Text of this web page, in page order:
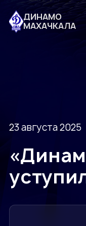
ДИНАМО
МАХАЧКАЛА
23 августа 2025